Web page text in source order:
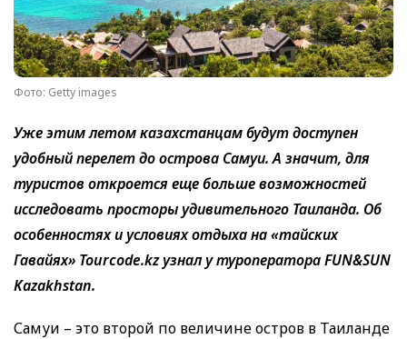
Фото: Getty images
Уже этим летом казахстанцам будут доступен
удобный перелет до острова Самуи. А значит, для
туристов откроется еще больше возможностей
исследовать просторы удивительного Таиланда. Об
особенностях и условиях отдыха на «тайских
Гавайях» Tourcode.kz узнал у туроператора FUN&SUN
Kazakhstan.
Самуи – это второй по величине остров в Таиланде